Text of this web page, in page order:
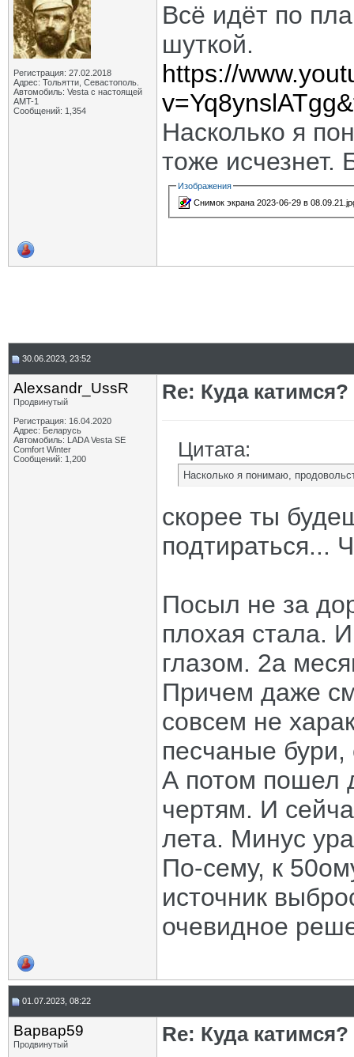
Регистрация: 27.02.2018
Адрес: Тольятти, Севастополь.
Автомобиль: Vesta с настоящей
AMT-1
Сообщений: 1,354
Всё идёт по
шуткой.
https://
Насколько я
тоже исчезнет.
Изображения
Снимок экрана 2023-06-29 в
30.06.2023, 23:52
Alexsandr_UssR
Продвинутый
Регистрация: 16.04.2020
Адрес: Беларусь
Автомобиль: LADA Vesta SE
Comfort Winter
Сообщений: 1,200
Re: Куда катимся?
Цитата:
Насколько я понимаю,
скорее ты
подтираться...
Посыл не за
плохая стала.
глазом. 2а
Причем даже
совсем не
песчаные
А потом пошел
чертям. И
лета. Минус
По-сему, к
источник
очевидное
01.07.2023, 08:22
Варвар59
Продвинутый
Re: Куда катимся?